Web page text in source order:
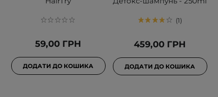
59,00 ГРН
ДОДАТИ ДО КОШИКА
1
459,00 ГРН
ДОДАТИ ДО КОШИКА